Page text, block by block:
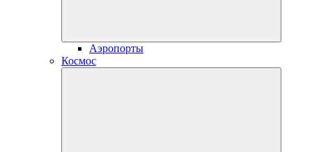
Аэропорты
Космос